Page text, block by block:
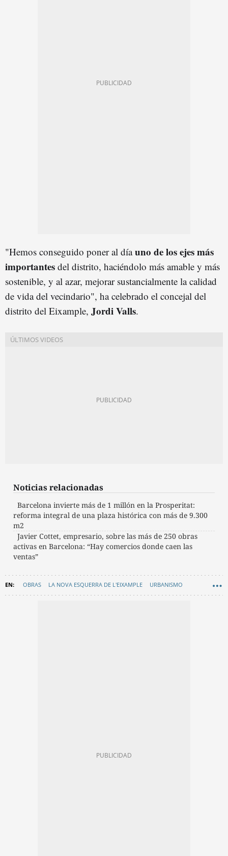
"Hemos conseguido poner al díauno de los ejes más
importantes del distrito, haciéndolo más amable y más
sostenible, y al azar, mejorar sustancialmente la calidad
de vida del vecindario", ha celebrado el concejal del
distrito del Eixample, Jordi Valls.
Noticias relacionadas
Barcelona invierte más de 1 millón en la Prosperitat:
reforma integral de una plaza histórica con más de 9.300
m2
Javier Cottet, empresario, sobre las más de 250 obras
activas en Barcelona: “Hay comercios donde caen las
ventas”
OBRAS LA NOVA ESQUERRA DE L'EIXAMPLE URBANISMO